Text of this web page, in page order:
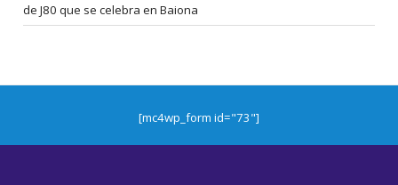
de J80 que se celebra en Baiona
[mc4wp_form id="73"]